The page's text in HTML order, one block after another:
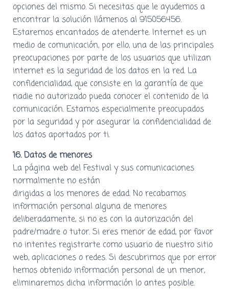
opciones del mismo. Si necesitas que le ayudemos a
encontrar la solución llámenos al 915056456.
Estaremos encantados de atenderte. Internet es un
medio de comunicación, por ello, una de las principales
preocupaciones por parte de los usuarios que utilizan
internet es la seguridad de los datos en la red. La
confidencialidad, que consiste en la garantía de que
nadie no autorizado pueda conocer el contenido de la
comunicación. Estamos especialmente preocupados
por la seguridad y por asegurar la confidencialidad de
los datos aportados por ti.
16. Datos de menores
La página web del Festival y sus comunicaciones
normalmente no están
dirigidas a los menores de edad. No recabamos
información personal alguna de menores
deliberadamente, si no es con la autorización del
padre/madre o tutor. Si eres menor de edad, por favor
no intentes registrarte como usuario de nuestro sitio
web, aplicaciones o redes. Si descubrimos que por error
hemos obtenido información personal de un menor,
eliminaremos dicha información lo antes posible.